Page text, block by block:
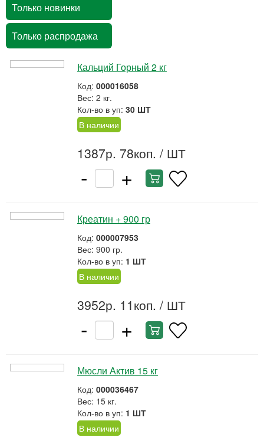
Только новинки
Только распродажа
Кальций Горный 2 кг
Код: 000016058
Вес: 2 кг.
Кол-во в уп: 30 ШТ
В наличии
1387р. 78коп. / ШТ
- +
Креатин + 900 гр
Код: 000007953
Вес: 900 гр.
Кол-во в уп: 1 ШТ
В наличии
3952р. 11коп. / ШТ
- +
Мюсли Актив 15 кг
Код: 000036467
Вес: 15 кг.
Кол-во в уп: 1 ШТ
В наличии